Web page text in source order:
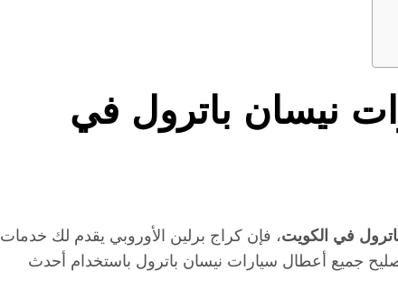
نيسان باترول في
في الكويت، فإن كراج برلين الأوروبي يقدم لك خدمات
جميع أعطال سيارات نيسان باترول باستخدام أحدث